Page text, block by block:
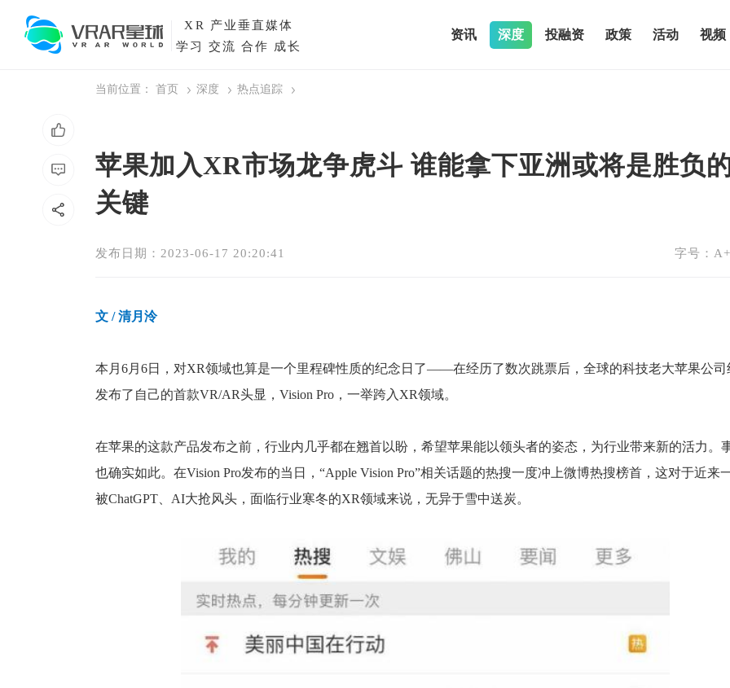
XR
产业垂直媒体
学习 交流 合作 成长
资讯 深度 投融资 政策 活动 视频
当前位置： 首页 深度 热点追踪
苹果加入XR市场龙争虎斗 谁能拿下亚洲或将是胜负
关键
发布日期：2023-06-17 20:20:41 字号： A+
文 / 清月泠
本月6月6日，对XR领域也算是一个里程碑性质的纪念日了——在经历了数次跳票后，全球的科技老大苹果公司
发布了自己的首款VR/AR头显，Vision Pro，一举跨入XR领域。
在苹果的这款产品发布之前，行业内几乎都在翘首以盼，希望苹果能以领头者的姿态，为行业带来新的活力。
也确实如此。在Vision Pro发布的当日，“Apple Vision Pro”相关话题的热搜一度冲上微博热搜榜首，这对于近来
被ChatGPT、AI大抢风头，面临行业寒冬的XR领域来说，无异于雪中送炭。